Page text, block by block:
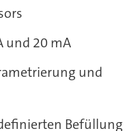
und 20 mA
und
Befüllung